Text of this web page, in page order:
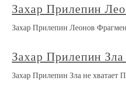
Захар Прилепин
Захар Прилепин Леонов
Захар Прилепин Зла
Захар Прилепин Зла не хватает